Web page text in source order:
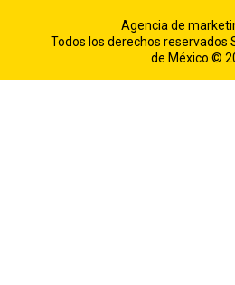
Todos los derechos reservados
de México ©
Agencia de